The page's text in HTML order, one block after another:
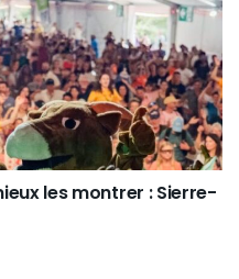
les montrer : Sierre-